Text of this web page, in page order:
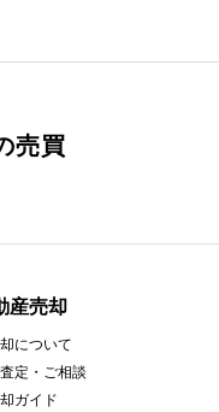
売買
産売却
について
定・ご相談
ガイド